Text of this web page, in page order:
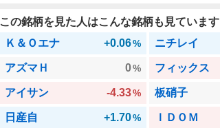
この銘柄を見た人はこんな銘柄も見ています
Ｋ＆Ｏエナ
+0.06% ニチレイ
アズマＨ 0% フィックス
アイサン -4.33% 板硝子
日産自 +1.70% ＩＤＯＭ